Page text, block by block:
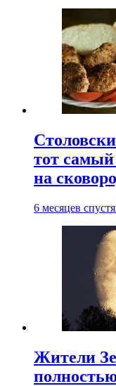
тот самый
на
6 месяцев спустя
Жители